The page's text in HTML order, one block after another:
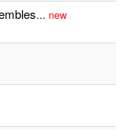
... new